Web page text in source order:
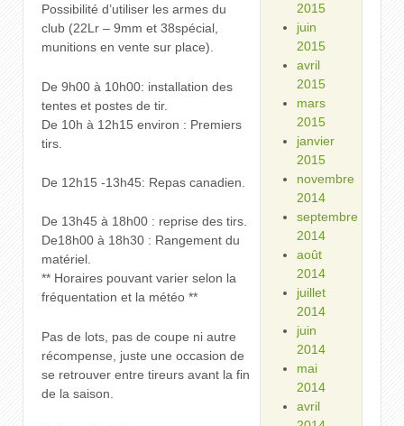
Possibilité d’utiliser les armes du
club (22Lr – 9mm et 38spécial,
munitions en vente sur place).
De 9h00 à 10h00: installation des
tentes et postes de tir.
De 10h à 12h15 environ : Premiers
tirs.
De 12h15 -13h45: Repas canadien.
De 13h45 à 18h00 : reprise des tirs.
De18h00 à 18h30 : Rangement du
matériel.
** Horaires pouvant varier selon la
fréquentation et la météo **
Pas de lots, pas de coupe ni autre
récompense, juste une occasion de
se retrouver entre tireurs avant la fin
de la saison.
2015
juin
2015
avril
2015
mars
2015
janvier
2015
novembre
2014
septembre
2014
août
2014
juillet
2014
juin
2014
mai
2014
avril